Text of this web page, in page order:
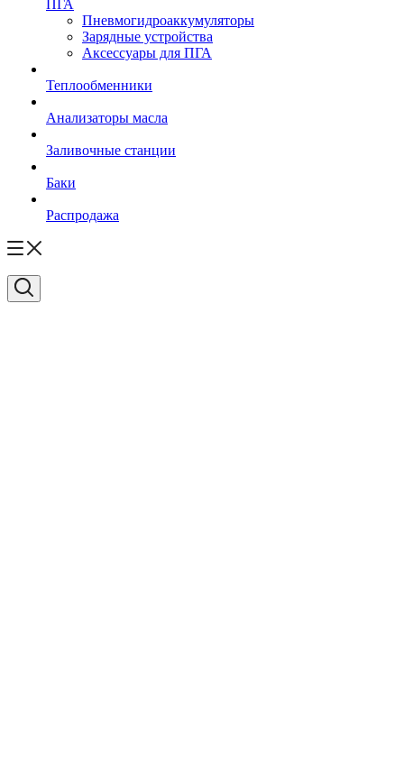
ПГА
Пневмогидроаккумуляторы
Зарядные устройства
Аксессуары для ПГА
Теплообменники
Анализаторы масла
Заливочные станции
Баки
Распродажа